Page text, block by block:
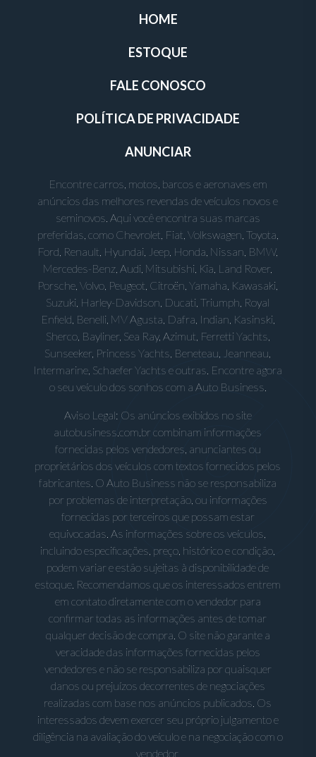
HOME
ESTOQUE
FALE CONOSCO
POLÍTICA DE PRIVACIDADE
ANUNCIAR
Encontre carros, motos, barcos e aeronaves em
anúncios das melhores revendas de veículos novos e
seminovos. Aqui você encontra suas marcas
preferidas, como Chevrolet, Fiat, Volkswagen, Toyota,
Ford, Renault, Hyundai, Jeep, Honda, Nissan, BMW,
Mercedes-Benz, Audi, Mitsubishi, Kia, Land Rover,
Porsche, Volvo, Peugeot, Citroën, Yamaha, Kawasaki,
Suzuki, Harley-Davidson, Ducati, Triumph, Royal
Enfield, Benelli, MV Agusta, Dafra, Indian, Kasinski,
Sherco, Bayliner, Sea Ray, Azimut, Ferretti Yachts,
Sunseeker, Princess Yachts, Beneteau, Jeanneau,
Intermarine, Schaefer Yachts e outras. Encontre agora
o seu veículo dos sonhos com a Auto Business.
Aviso Legal: Os anúncios exibidos no site
autobusiness.com.br combinam informações
fornecidas pelos vendedores, anunciantes ou
proprietários dos veículos com textos fornecidos pelos
fabricantes. O Auto Business não se responsabiliza
por problemas de interpretação, ou informações
fornecidas por terceiros que possam estar
equivocadas. As informações sobre os veículos,
incluindo especificações, preço, histórico e condição,
podem variar e estão sujeitas à disponibilidade de
estoque. Recomendamos que os interessados entrem
em contato diretamente com o vendedor para
confirmar todas as informações antes de tomar
qualquer decisão de compra. O site não garante a
veracidade das informações fornecidas pelos
vendedores e não se responsabiliza por quaisquer
danos ou prejuízos decorrentes de negociações
realizadas com base nos anúncios publicados. Os
interessados devem exercer seu próprio julgamento e
diligência na avaliação do veículo e na negociação com o
vendedor.